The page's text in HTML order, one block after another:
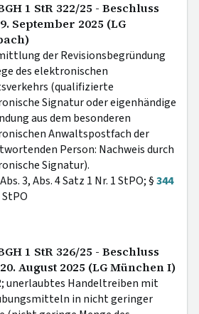
1 StR 322/25 - Beschluss
September 2025 (LG
der Revisionsbegründung
des elektronischen
(qualifizierte
Signatur oder eigenhändige
aus dem besonderen
Anwaltspostfach der
Person: Nachweis durch
Signatur).
Abs. 3, Abs. 4 Satz 1 Nr. 1 StPO; §344
StPO
1 StR 326/25 - Beschluss
August 2025 (LG München I)
unerlaubtes Handeltreiben mit
in nicht geringer